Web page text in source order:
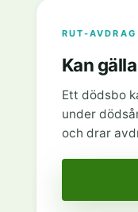
RUT-AVDRAG
Kan
Ett dödsbo
under
och drar